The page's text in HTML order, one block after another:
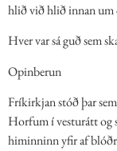
hlið við hlið innan um
Hver var sá guð sem
Opinberun
Fríkirkjan stóð þar
Horfum í vesturátt og
himinninn yfir af